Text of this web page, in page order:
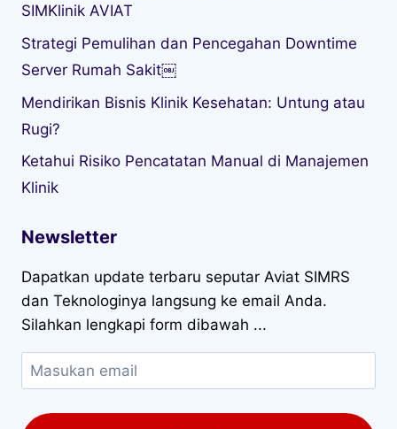
SIMKlinik AVIAT
Strategi Pemulihan dan Pencegahan Downtime
Server Rumah Sakit￼
Mendirikan Bisnis Klinik Kesehatan: Untung atau
Rugi?
Ketahui Risiko Pencatatan Manual di Manajemen
Klinik
Newsletter
Dapatkan update terbaru seputar Aviat SIMRS
dan Teknologinya langsung ke email Anda.
Silahkan lengkapi form dibawah ...